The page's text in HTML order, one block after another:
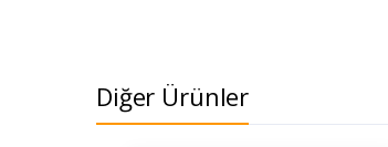
Diğer Ürünler